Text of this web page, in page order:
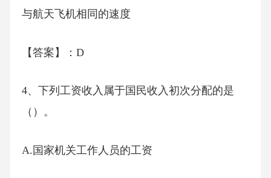
与航天飞机相同的速度
【答案】：D
4、下列工资收入属于国民收入初次分配的是
（）。
A.国家机关工作人员的工资